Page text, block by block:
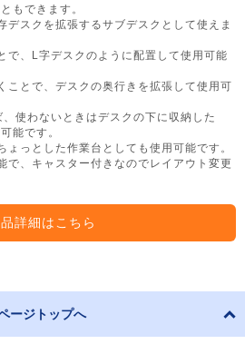
もできます。
デスクを拡張するサブデスクとして使えま
で、L字デスクのように配置して使用可能
ことで、デスクの奥行きを拡張して使用可
使わないときはデスクの下に収納した
能です。
ょっとした作業台としても使用可能です。
で、キャスター付きなのでレイアウト変更
詳細はこちら
ージトップへ